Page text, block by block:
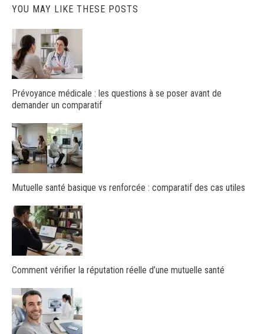
YOU MAY LIKE THESE POSTS
Prévoyance médicale : les questions à se poser avant de
demander un comparatif
Mutuelle santé basique vs renforcée : comparatif des cas utiles
Comment vérifier la réputation réelle d’une mutuelle santé